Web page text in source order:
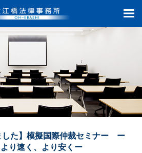
した】模擬国際仲裁セミナー ー
り速く、より安くー